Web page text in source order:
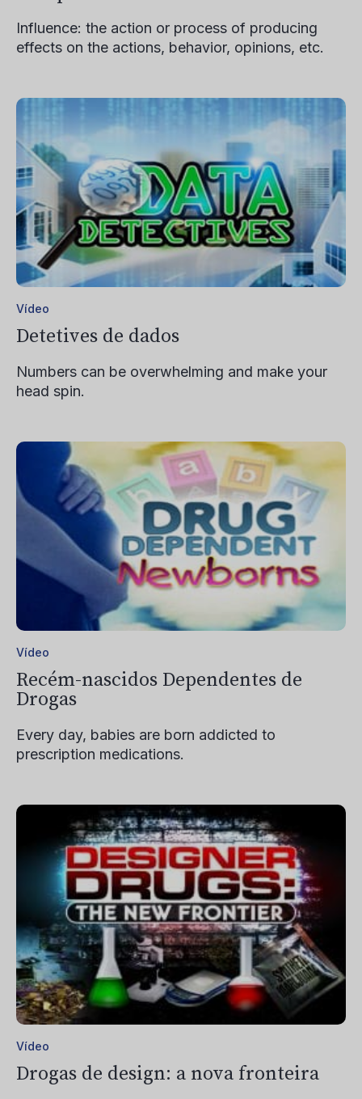
Influence: the action or process of producing
effects on the actions, behavior, opinions, etc.
Vídeo
Detetives de dados
Numbers can be overwhelming and make your
head spin.
Vídeo
Recém-nascidos Dependentes de
Drogas
Every day, babies are born addicted to
prescription medications.
Vídeo
Drogas de design: a nova fronteira